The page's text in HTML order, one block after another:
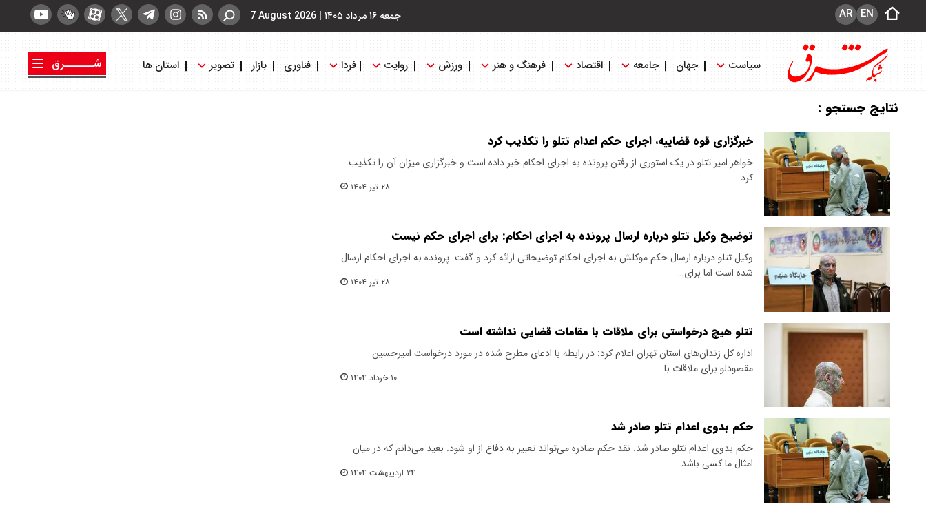
جمعه ۱۶ مرداد ۱۴۰۵ |
7 August 2026 EN
AR
سیاست جهان جامعه اقتصاد فرهنگ و هنر ورزش روایت فردا فناوری بازار تصویر استان ها
شــــــرق
نتایج جستجو :
خبرگزاری قوه قضاییه، اجرای حکم اعدام تتلو را تکذیب کرد
خواهر امیر تتلو در یک استوری از رفتن پرونده به اجرای احکام خبر داده است و خبرگزاری میزان آن را تکذیب
کرد.
۲۸ تیر ۱۴۰۴
توضیح وکیل تتلو درباره ارسال پرونده به اجرای احکام: برای اجرای حکم نیست
وکیل تتلو درباره ارسال حکم موکلش به اجرای احکام توضیحاتی ارائه کرد و گفت: پرونده به اجرای احکام ارسال
شده است اما برای…
۲۸ تیر ۱۴۰۴
تتلو هیچ درخواستی برای ملاقات با مقامات قضایی نداشته است
اداره کل زندان‌های استان تهران اعلام کرد: در رابطه با ادعای مطرح شده در مورد درخواست امیرحسین
مقصودلو برای ملاقات با…
۱۰ خرداد ۱۴۰۴
حکم بدوی اعدام تتلو صادر شد
حکم بدوی اعدام تتلو صادر شد. نقد حکم صادره می‌تواند تعبیر به دفاع از او شود. بعید می‌دانم که در میان
امثال ما کسی باشد…
۲۴ اردیبهشت ۱۴۰۴